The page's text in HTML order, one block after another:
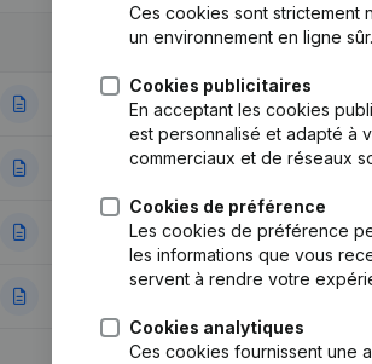
Publication
17-05-2023 Modification
30-10-2019 Siège Social
18-07-2018 Siège Social
Rubrique
Ces cookies sont strictement
un environnement en ligne sûr.
Cookies publicitaires
En acceptant les cookies
est personnalisé et adapté à
commerciaux et de réseaux
Cookies de préférence
Les cookies de préférence
les informations que vous
servent à rendre votre
Cookies analytiques
Ces cookies fournissent une